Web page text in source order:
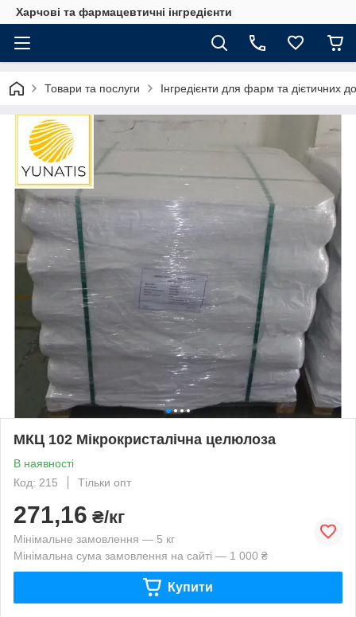
Харчові та фармацевтичні інгредієнти
Товари та послуги Інгредієнти для фарм та дієтичних
МКЦ 102 Мікрокристалічна целюлоза
В наявності
Код: 215
Тільки опт
271,16 ₴/кг
Мінімальне замовлення — 5 кг
Мінімальна сума замовлення на сайті — 1 000 ₴
Купити